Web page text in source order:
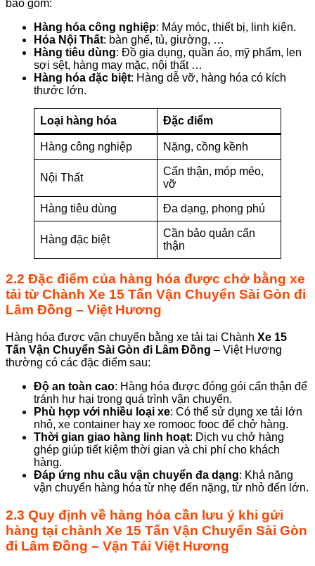
bao gồm:
Hàng hóa công nghiệp: Máy móc, thiết bị, linh kiện.
Hóa Nội Thất: bàn ghế, tủ, giường, …
Hàng tiêu dùng: Đồ gia dụng, quần áo, mỹ phẩm, len
sợi sệt, hàng may mặc, nội thất …
Hàng hóa đặc biệt: Hàng dễ vỡ, hàng hóa có kích
thước lớn.
Loại hàng hóa Đặc điểm
Hàng công nghiệp Nặng, cồng kềnh
Nội Thất
Cẩn thận, móp méo,
vỡ
Hàng tiêu dùng Đa dạng, phong phú
Hàng đặc biệt
Cần bảo quản cẩn
thận
2.2 Đặc điểm của hàng hóa được chở bằng xe
tải từ Chành Xe 15 Tấn Vận Chuyển Sài Gòn đi
Lâm Đồng – Việt Hương
Hàng hóa được vận chuyển bằng xe tải tại Chành Xe 15
Tấn Vận Chuyển Sài Gòn đi Lâm Đồng – Việt Hương
thường có các đặc điểm sau:
Độ an toàn cao: Hàng hóa được đóng gói cẩn thận để
tránh hư hại trong quá trình vận chuyển.
Phù hợp với nhiều loại xe: Có thể sử dụng xe tải lớn
nhỏ, xe container hay xe romooc fooc để chở hàng.
Thời gian giao hàng linh hoạt: Dịch vụ chở hàng
ghép giúp tiết kiệm thời gian và chi phí cho khách
hàng.
Đáp ứng nhu cầu vận chuyển đa dạng: Khả năng
vận chuyển hàng hóa từ nhẹ đến nặng, từ nhỏ đến lớn.
2.3 Quy định về hàng hóa cần lưu ý khi gửi
hàng tại chành Xe 15 Tấn Vận Chuyển Sài Gòn
đi Lâm Đồng – Vận Tải Việt Hương